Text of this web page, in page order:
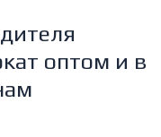
оптом и в